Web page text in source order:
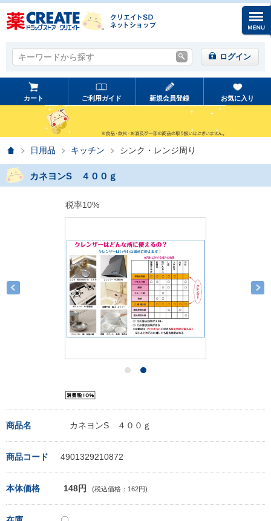
キーワードから探す
キーワードから探す ログイン
カート ご利用ガイド 新規会員登録 お気に入り
ホーム日用品 キッチン シンク・レンジ周り
カネヨンS ４００ｇ
税率10%
商品名 カネヨンS ４００ｇ
商品コード 4901329210872
本体価格 148円 (税込価格：162円)